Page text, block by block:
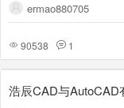
ermao880705
90538 1
浩辰CAD与AutoCAD